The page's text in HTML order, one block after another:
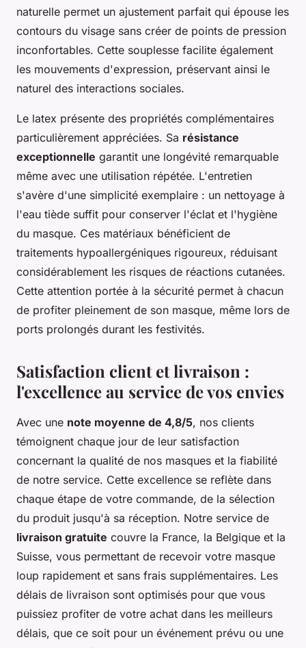
naturelle permet un ajustement parfait qui épouse les
contours du visage sans créer de points de pression
inconfortables. Cette souplesse facilite également
les mouvements d'expression, préservant ainsi le
naturel des interactions sociales.
Le latex présente des propriétés complémentaires
particulièrement appréciées. Sa résistance
exceptionnelle garantit une longévité remarquable
même avec une utilisation répétée. L'entretien
s'avère d'une simplicité exemplaire : un nettoyage à
l'eau tiède suffit pour conserver l'éclat et l'hygiène
du masque. Ces matériaux bénéficient de
traitements hypoallergéniques rigoureux, réduisant
considérablement les risques de réactions cutanées.
Cette attention portée à la sécurité permet à chacun
de profiter pleinement de son masque, même lors de
ports prolongés durant les festivités.
Satisfaction client et livraison :
l'excellence au service de vos envies
Avec une note moyenne de 4,8/5, nos clients
témoignent chaque jour de leur satisfaction
concernant la qualité de nos masques et la fiabilité
de notre service. Cette excellence se reflète dans
chaque étape de votre commande, de la sélection
du produit jusqu'à sa réception. Notre service de
livraison gratuite couvre la France, la Belgique et la
Suisse, vous permettant de recevoir votre masque
loup rapidement et sans frais supplémentaires. Les
délais de livraison sont optimisés pour que vous
puissiez profiter de votre achat dans les meilleurs
délais, que ce soit pour un événement prévu ou une